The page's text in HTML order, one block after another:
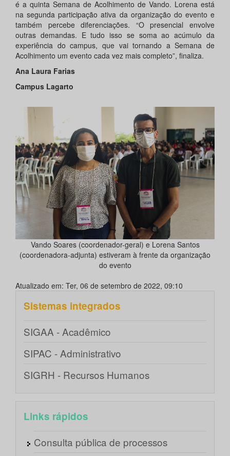
é a quinta Semana de Acolhimento de Vando. Lorena está
na segunda participação ativa da organização do evento e
também percebe diferenciações. “O presencial envolve
outras demandas. E tudo isso se soma ao acúmulo da
experiência do campus, que vai tornando a Semana de
Acolhimento um evento cada vez mais completo”, finaliza.
Ana Laura Farias
Campus Lagarto
Vando Soares (coordenador-geral) e Lorena Santos
(coordenadora-adjunta) estiveram à frente da organização
do evento
Atualizado em: Ter, 06 de setembro de 2022, 09:10
Sistemas integrados
SIGAA - Acadêmico
SIPAC - Administrativo
SIGRH - Recursos Humanos
Links rápidos
Consulta pública de processos